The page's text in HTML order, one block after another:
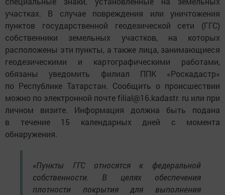
участках. В случае повреждения или уничтожения
пунктов государственной геодезической сети (ГГС)
собственники земельных участков, на которых
расположены эти пункты, а также лица, занимающиеся
геодезическими и картографическими работами,
обязаны уведомить филиал ППК «Роскадастр»
по Республике Татарстан. Сообщить о происшествии
можно по электронной почте filial@16.kadastr. ru или при
личном визите. Информация должна быть подана
в течение 15 календарных дней с момента
обнаружения.
«Пункты ГГС относятся к федеральной
собственности. В целях обеспечения
плотности покрытия для выполнения